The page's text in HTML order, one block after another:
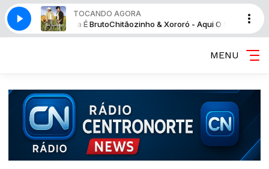
TOCANDO AGORA
O Sistema É BrutoChitãozinho & Xororó - Aqui O Sistema É Bruto
MENU